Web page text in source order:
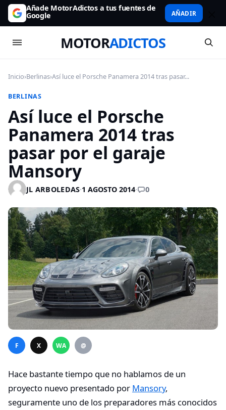
Añade MotorAdictos a tus fuentes de
Google AÑADIR
MOTORADICTOS
Inicio›Berlinas›Así luce el Porsche Panamera 2014 tras pasar...
BERLINAS
Así luce el Porsche
Panamera 2014 tras
pasar por el garaje
Mansory
JL ARBOLEDAS·1 AGOSTO 2014· 0
F X WA @
Hace bastante tiempo que no hablamos de un
proyecto nuevo presentado por Mansory,
seguramente uno de los preparadores más conocidos